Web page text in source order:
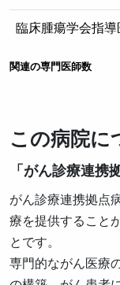
臨床腫瘍学会指
関連の専門医師数
この病院に
「がん診療連携
がん診療連携拠点
療を提供すること
とです。
専門的ながん医療